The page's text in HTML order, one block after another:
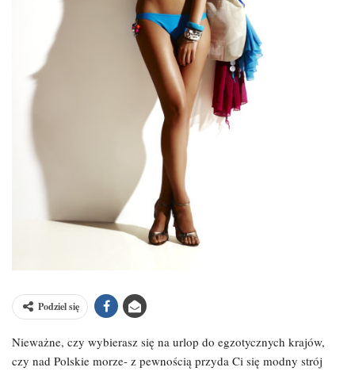
Podziel się
Nieważne, czy wybierasz się na urlop do egzotycznych krajów,
czy nad Polskie morze- z pewnością przyda Ci się modny strój